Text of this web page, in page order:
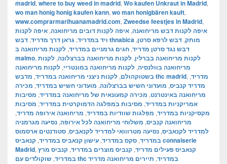
madrid, where to buy weed in madrid, Wo kaufen Unkraut in Madrid,
wo man honig honig kaufen kann, wo man honigbären kauft,
www.comprarmarihuanamadrid.com, Zweedse feestjes in Madrid,
איפה לקנות דבש מריחואנה, איפה לקנות דובים מריחואנה, איפה לקנות
ויד במדריד, גראן דרך מדריד, דבש thnabica מותק, דבש לרפא סרטן,
דבש נגד סרטן מדריד, חגים גרמניים במדריד, לקנות מריחואנה ב
malmo, לקנות מריחואנה בברלין, לקנות מריחואנה בברצלונה, לקנות
מריחואנה בוולנסיה, לקנות מריחואנה במונטריי, לקנות מריחואנה
בשטוקהולם, לקנות ניצני מריחואנה במדריד, מדבש thc madrid, מדריד,
מדריד קנביס, מועדוני חשיש בברצלונה, מועדוני חשיש במדריד, מכירה
מריחואנה באינטרנט, מכירה קמעונאית של מריחואנה במדריד, מסיבות
אמריקניות במדריד, מסיבות במפלגה הדמוקרטית במדריד, מסיבות
מקסיקניות במדריד, מפלגות שוודיות במדריד, מריחואנה אירופה מדריד,
מריחואנה קנביס, משלוחי מריחואנה לכל אירופה, נסיעה מגרמניה
למדריד לקנאביס, נסיעה מטרווואי למדריד לקנאביס, סטודנטים ארסמוס
במדריד, סקס במדריד, עישון קנאביס במדריד, קנאביס connaiserie
Madrid, קנאביס פעילים מדריד, קנביס מוצרים במדריד, קנביס מרץ
במדריד, שוקולדים עם thc במדריד, תיירים מריחואנה מדריד